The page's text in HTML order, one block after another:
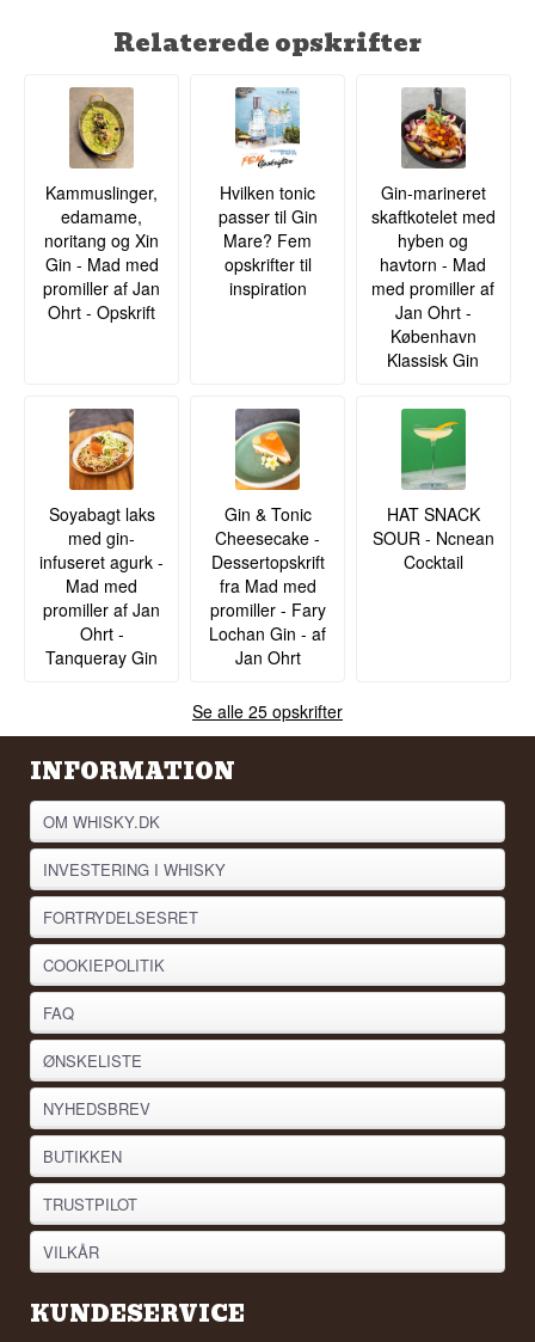
Relaterede opskrifter
Kammuslinger,
edamame,
noritang og Xin
Gin - Mad med
promiller af Jan
Ohrt - Opskrift
Hvilken tonic
passer til Gin
Mare? Fem
opskrifter til
inspiration
Gin-marineret
skaftkotelet med
hyben og
havtorn - Mad
med promiller af
Jan Ohrt -
København
Klassisk Gin
Soyabagt laks
med gin-
infuseret agurk -
Mad med
promiller af Jan
Ohrt -
Tanqueray Gin
Gin & Tonic
Cheesecake -
Dessertopskrift
fra Mad med
promiller - Fary
Lochan Gin - af
Jan Ohrt
HAT SNACK
SOUR - Ncnean
Cocktail
Se alle 25 opskrifter
INFORMATION
OM WHISKY.DK
INVESTERING I WHISKY
FORTRYDELSESRET
COOKIEPOLITIK
FAQ
ØNSKELISTE
NYHEDSBREV
BUTIKKEN
TRUSTPILOT
VILKÅR
KUNDESERVICE